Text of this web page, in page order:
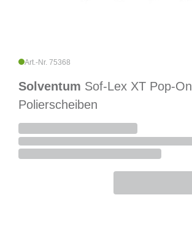
Art.-Nr. 75368
Solventum Sof-Lex XT Pop-On
Polierscheiben